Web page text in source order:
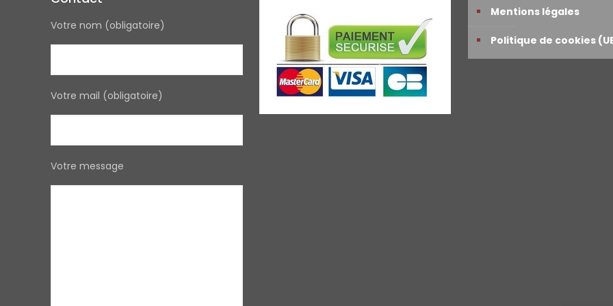
Votre nom (obligatoire)
Votre mail (obligatoire)
Votre message
Mentions légales
Politique de cookies